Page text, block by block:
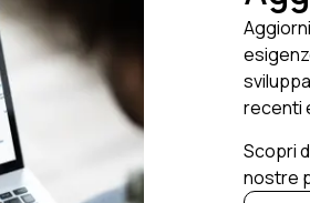
recenti
Scopri
nostre